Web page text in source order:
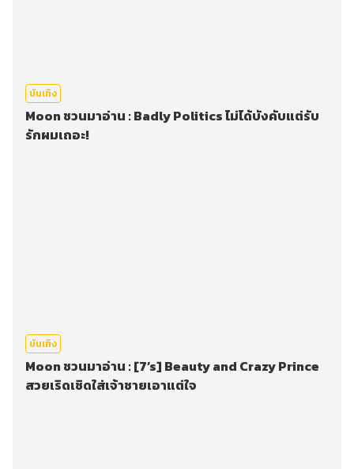
บันเทิง
Moon ชวนมาอ่าน : Badly Politics ไม่ได้บังคับแต่รับ
รักผมเถอะ!
บันเทิง
Moon ชวนมาอ่าน : [7’s] Beauty and Crazy Prince
สวยเริดเชิดใส่เจ้าชายเอาแต่ใจ